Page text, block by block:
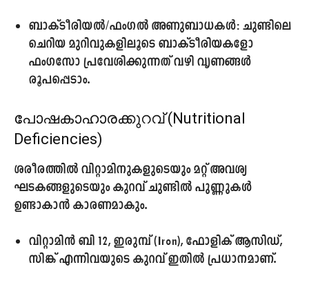
ബാക്ടീരിയൽ/ഫംഗൽ അണുബാധകൾ: ചുണ്ടിലെ
ചെറിയ മുറിവുകളിലൂടെ ബാക്ടീരിയകളോ
ഫംഗസോ പ്രവേശിക്കുന്നത് വഴി വൃണങ്ങൾ
രൂപപ്പെടാം.
പോഷകാഹാരക്കുറവ് (Nutritional
Deficiencies)
ശരീരത്തിൽ വിറ്റാമിനുകളുടെയും മറ്റ് അവശ്യ
ഘടകങ്ങളുടെയും കുറവ് ചുണ്ടിൽ പുണ്ണുകൾ
ഉണ്ടാകാൻ കാരണമാകും.
വിറ്റാമിൻ ബി 12, ഇരുമ്പ് (Iron), ഫോളിക് ആസിഡ്,
സിങ്ക്എന്നിവയുടെ കുറവ് ഇതിൽ പ്രധാനമാണ്.